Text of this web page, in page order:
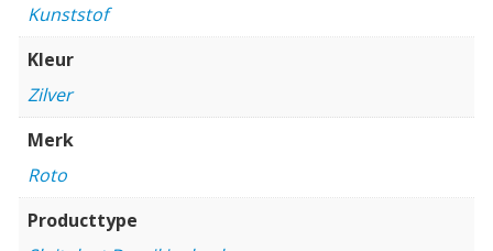
Kunststof
Kleur
Zilver
Merk
Roto
Producttype